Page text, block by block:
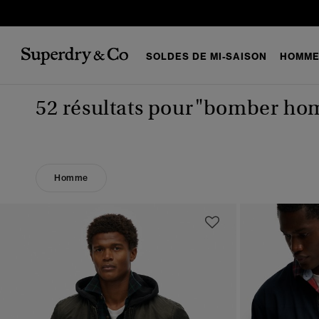
SOLDES DE MI-SAISON
52 résultats pour"bomber
Homme